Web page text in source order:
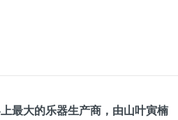
最大的乐器生产商，由山叶寅楠